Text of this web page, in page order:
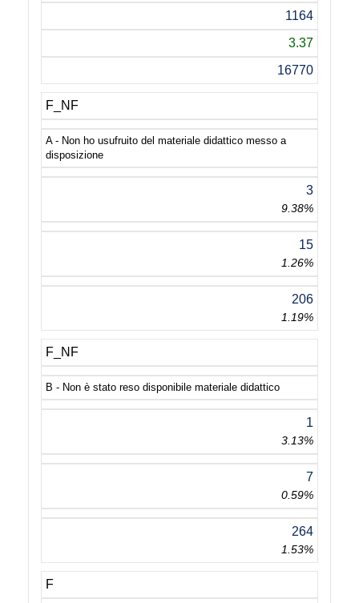
1164
3.37
16770
F_NF
A - Non ho usufruito del materiale didattico messo a
disposizione
3
9.38%
15
1.26%
206
1.19%
F_NF
B - Non è stato reso disponibile materiale didattico
1
3.13%
7
0.59%
264
1.53%
F